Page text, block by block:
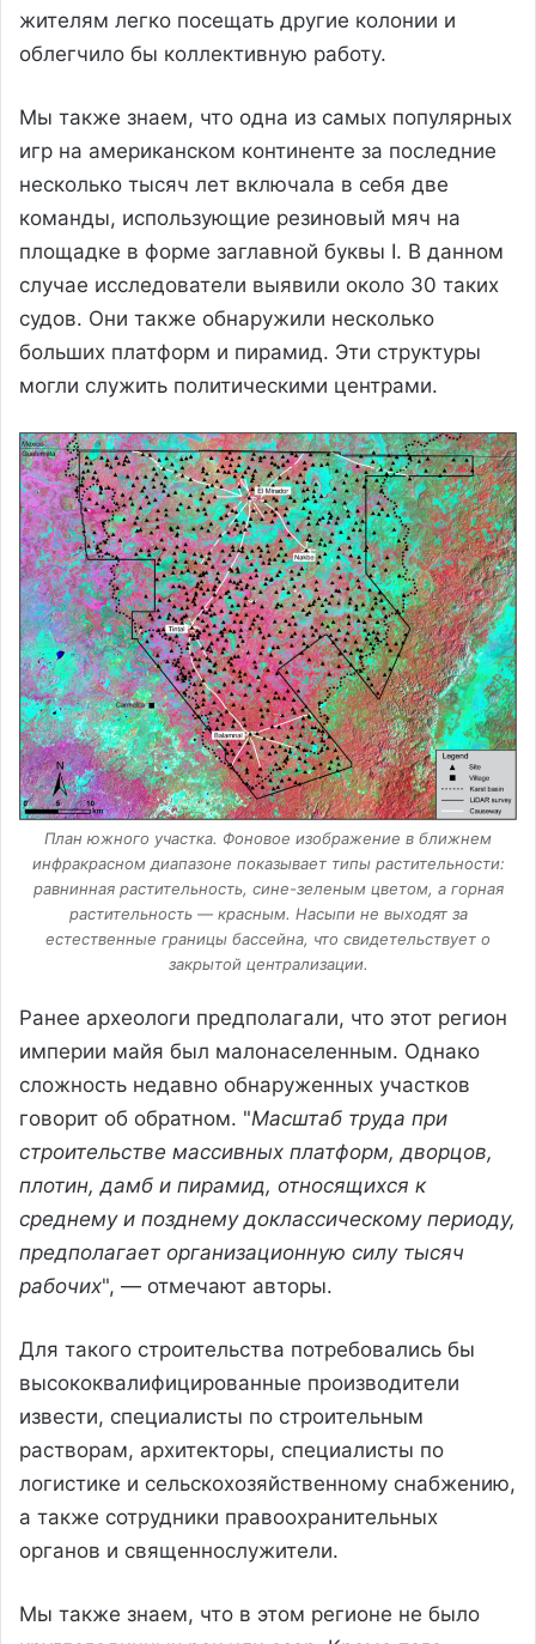
жителям легко посещать другие колонии и
облегчило бы коллективную работу.
Мы также знаем, что одна из самых популярных
игр на американском континенте за последние
несколько тысяч лет включала в себя две
команды, использующие резиновый мяч на
площадке в форме заглавной буквы I. В данном
случае исследователи выявили около 30 таких
судов. Они также обнаружили несколько
больших платформ и пирамид. Эти структуры
могли служить политическими центрами.
План южного участка. Фоновое изображение в ближнем
инфракрасном диапазоне показывает типы растительности:
равнинная растительность, сине-зеленым цветом, а горная
растительность — красным. Насыпи не выходят за
естественные границы бассейна, что свидетельствует о
закрытой централизации.
Ранее археологи предполагали, что этот регион
империи майя был малонаселенным. Однако
сложность недавно обнаруженных участков
говорит об обратном. "Масштаб труда при
строительстве массивных платформ, дворцов,
плотин, дамб и пирамид, относящихся к
среднему и позднему доклассическому периоду,
предполагает организационную силу тысяч
рабочих", — отмечают авторы.
Для такого строительства потребовались бы
высококвалифицированные производители
извести, специалисты по строительным
растворам, архитекторы, специалисты по
логистике и сельскохозяйственному снабжению,
а также сотрудники правоохранительных
органов и священнослужители.
Мы также знаем, что в этом регионе не было